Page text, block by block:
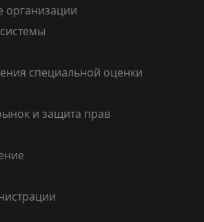
организации
специальной оценки
и защита прав